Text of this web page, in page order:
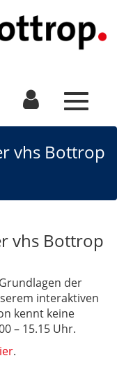
Toggle
vhs Bottrop
vhs Bottrop
der
interaktiven
kennt keine
– 15.15 Uhr.
.